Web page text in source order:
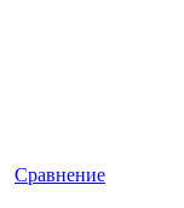
Сравнение